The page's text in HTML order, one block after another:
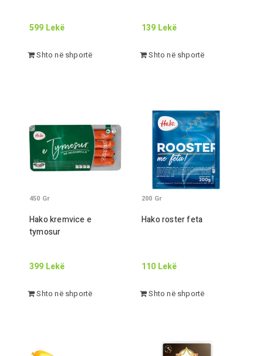
599 Lekë
Shto në shportë
139 Lekë
Shto në shportë
Hako kremvice e
tymosur
450 Gr
399 Lekë
Shto në shportë
Hako roster feta
200 Gr
110 Lekë
Shto në shportë